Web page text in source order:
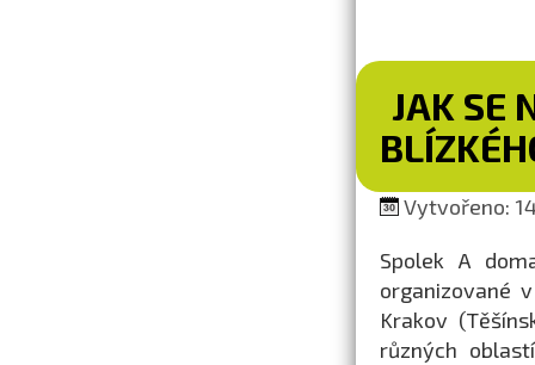
JAK SE
Vytvořeno:
Spolek A
organizované
Krakov
různých